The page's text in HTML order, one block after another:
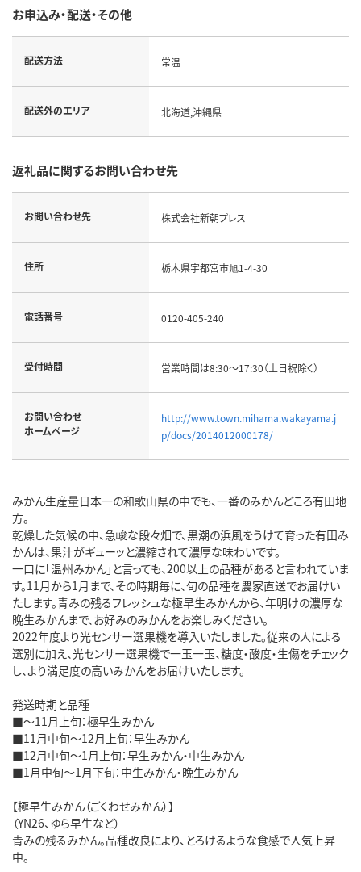
お申込み・配送・その他
配送方法 常温
配送外のエリア 北海道,沖縄県
返礼品に関するお問い合わせ先
お問い合わせ先 株式会社新朝プレス
住所 栃木県宇都宮市旭1-4-30
電話番号 0120-405-240
受付時間 営業時間は8:30～17:30（土日祝除く）
お問い合わせ
ホームページ
http://www.town.mihama.wakayama.j
p/docs/2014012000178/
みかん生産量日本一の和歌山県の中でも、一番のみかんどころ有田地
方。
乾燥した気候の中、急峻な段々畑で、黒潮の浜風をうけて育った有田み
かんは、果汁がギューッと濃縮されて濃厚な味わいです。
一口に「温州みかん」と言っても、200以上の品種があると言われていま
す。11月から1月まで、その時期毎に、旬の品種を農家直送でお届けい
たします。青みの残るフレッシュな極早生みかんから、年明けの濃厚な
晩生みかんまで、お好みのみかんをお楽しみください。
2022年度より光センサー選果機を導入いたしました。従来の人による
選別に加え、光センサー選果機で一玉一玉、糖度・酸度・生傷をチェック
し、より満足度の高いみかんをお届けいたします。
発送時期と品種
■～11月上旬：極早生みかん
■11月中旬～12月上旬：早生みかん
■12月中旬～1月上旬：早生みかん・中生みかん
■1月中旬～1月下旬：中生みかん・晩生みかん
【極早生みかん（ごくわせみかん）】
（YN26、ゆら早生など）
青みの残るみかん。品種改良により、とろけるような食感で人気上昇
中。